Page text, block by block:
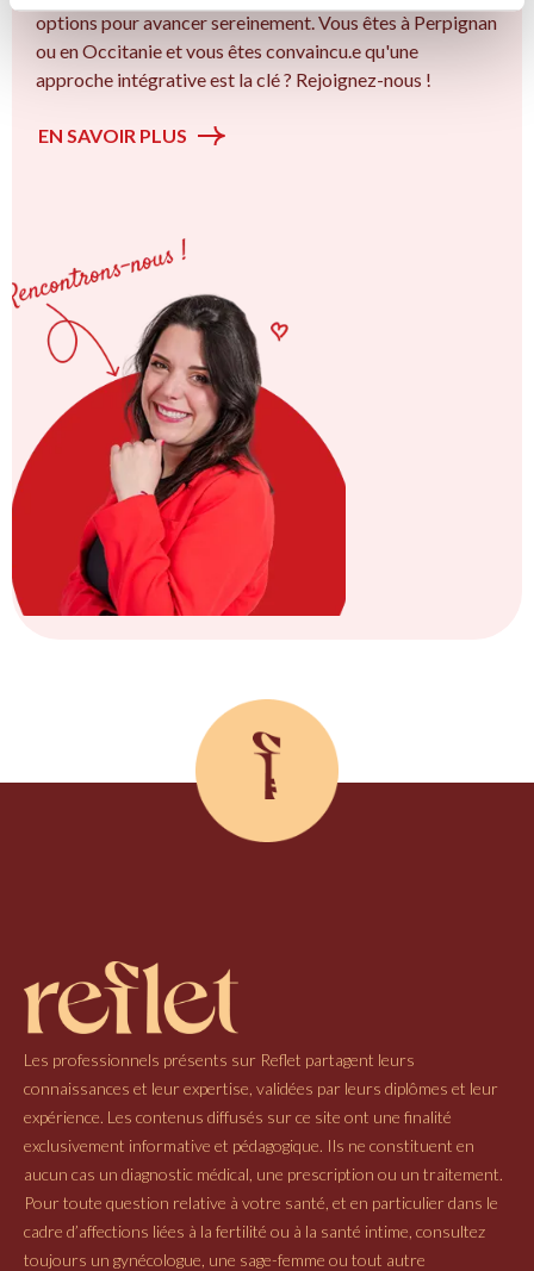
options pour avancer sereinement. Vous êtes à Perpignan
ou en Occitanie et vous êtes convaincu.e qu'une
approche intégrative est la clé ? Rejoignez-nous !
EN SAVOIR PLUS
Les professionnels présents sur Reflet partagent leurs
connaissances et leur expertise, validées par leurs diplômes et leur
expérience. Les contenus diffusés sur ce site ont une finalité
exclusivement informative et pédagogique. Ils ne constituent en
aucun cas un diagnostic médical, une prescription ou un traitement.
Pour toute question relative à votre santé, et en particulier dans le
cadre d’affections liées à la fertilité ou à la santé intime, consultez
toujours un gynécologue, une sage-femme ou tout autre